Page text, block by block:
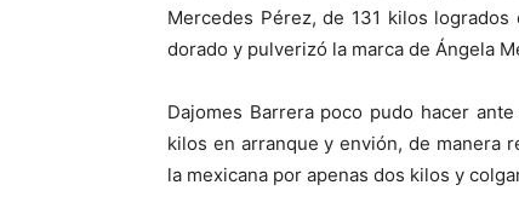
Mercedes Pérez, de 131 kilos
dorado y pulverizó la marca de Ángela
Dajomes Barrera poco pudo hacer
kilos en arranque y envión, de manera
la mexicana por apenas dos kilos y